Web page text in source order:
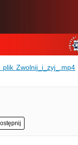
plik Zwolnij_i_zyj_.mp4